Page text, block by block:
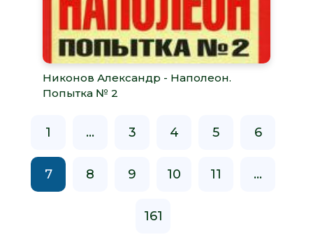
Никонов Александр - Наполеон.
Попытка № 2
1 ... 3 4 5 6
7 8 9 10 11 ...
161